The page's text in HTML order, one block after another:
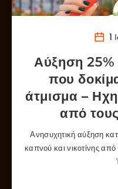
1
Αύξηση 25%
που
άτμισμα –
από
Ανησυχητική αύξηση
καπνού και νικοτίνης